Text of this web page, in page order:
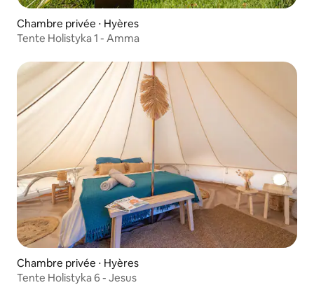
Chambre privée ⋅ Hyères
Tente Holistyka 1 - Amma
Chambre privée ⋅ Hyères
Tente Holistyka 6 - Jesus